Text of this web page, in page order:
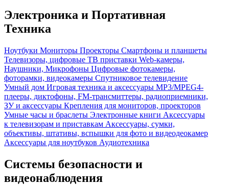
Электроника и Портативная
Техника
Ноутбуки Мониторы Проекторы Смартфоны и планшеты
Телевизоры, цифровые ТВ приставки Web-камеры,
Наушники, Микрофоны Цифровые фотокамеры,
фоторамки, видеокамеры Спутниковое телевидение
Умный дом Игровая техника и аксессуары MP3/MPEG4-
плееры, диктофоны, FM-трансмиттеры, радиоприемники,
ЗУ и аксессуары Крепления для мониторов, проекторов
Умные часы и браслеты Электронные книги Аксессуары
к телевизорам и приставкам Аксессуары, сумки,
объективы, штативы, вспышки для фото и видеодеокамер
Аксессуары для ноутбуков Аудиотехника
Системы безопасности и
видеонаблюдения